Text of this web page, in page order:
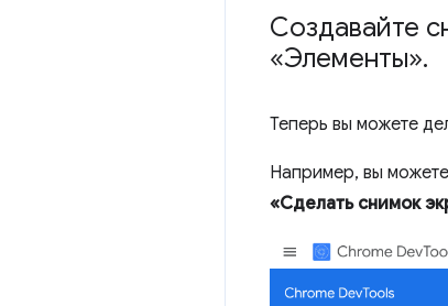
Создавайте
«Элементы».
Теперь вы можете
Например, вы
«Сделать снимок